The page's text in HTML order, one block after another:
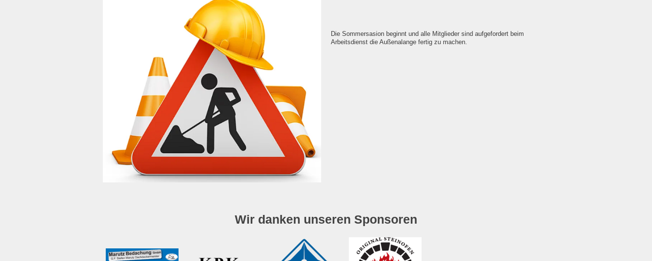
Die Sommersasion beginnt und alle Mitglieder sind aufgefordert beim
Arbeitsdienst die Außenalange fertig zu machen.
Wir danken unseren Sponsoren